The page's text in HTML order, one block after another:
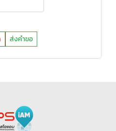
ส่งคำขอ